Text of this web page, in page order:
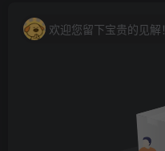
欢迎您留下宝贵的见解！